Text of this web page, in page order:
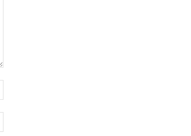
:*
:*